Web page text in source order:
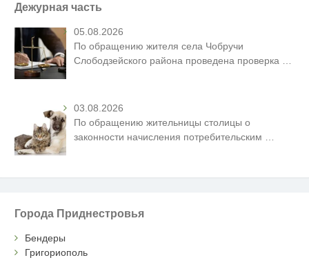
Дежурная часть
05.08.2026
По обращению жителя села Чобручи
Слободзейского района проведена проверка
03.08.2026
По обращению жительницы столицы о
законности начисления потребительским
Города Приднестровья
Бендеры
Григориополь